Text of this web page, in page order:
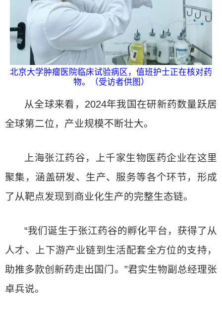
北京大学肿瘤医院临床试验病区，值班护士正在核对药
物。（受访者供图）
从全球来看，2024年我国在研新药数量跃居
全球第二位，产业规模不断壮大。
上海张江药谷，上千家生物医药企业在这里
聚集，涵盖研发、生产、服务等各个环节，形成
了从靶点发现到商业化生产的完整生态链。
“我们诞生于张江药谷的孵化平台，获得了从
人才、上下游产业链到生活配套全方位的支持，
助推多款创新药走出国门。”君实生物副总经理张
卓兵说。